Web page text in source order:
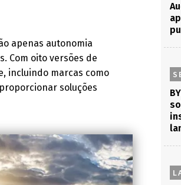
apenas autonomia
Com oito versões de
incluindo marcas como
soluções